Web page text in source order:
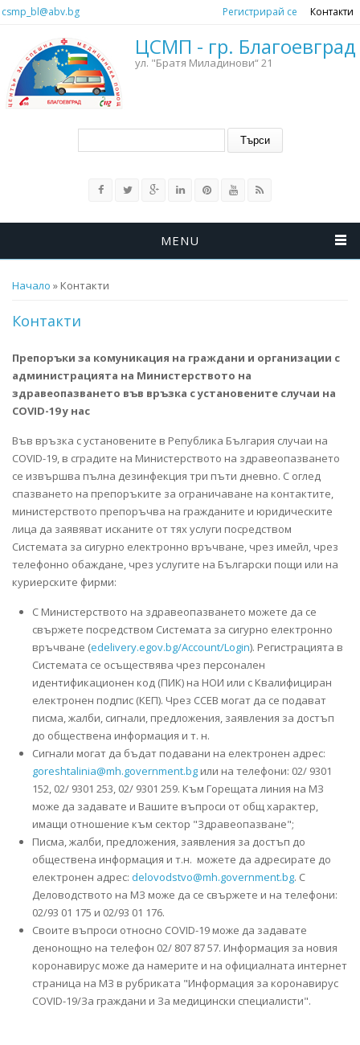
Премини към основното съдържание
csmp_bl@abv.bg Регистрирай се Контакти
ЦСМП - гр. Благоевград
ул. "Братя Миладинови“ 21
MENU
Вие сте тук
Начало » Контакти
Контакти
Препоръки за комуникация на граждани и организации с
администрацията на Министерството на
здравеопазването във връзка с установените случаи на
COVID-19 у нас
Във връзка с установените в Република България случаи на
COVID-19, в сградите на Министерството на здравеопазването
се извършва пълна дезинфекция три пъти дневно. С оглед
спазването на препоръките за ограничаване на контактите,
министерството препоръчва на гражданите и юридическите
лица да заявяват исканите от тях услуги посредством
Системата за сигурно електронно връчване, чрез имейл, чрез
телефонно обаждане, чрез услугите на Български пощи или на
куриерските фирми:
С Министерството на здравеопазването можете да се
свържете посредством Системата за сигурно електронно
връчване (edelivery.egov.bg/Account/Login). Регистрацията в
Системата се осъществява чрез персонален
идентификационен код (ПИК) на НОИ или с Квалифициран
електронен подпис (КЕП). Чрез ССЕВ могат да се подават
писма, жалби, сигнали, предложения, заявления за достъп
до обществена информация и т. н.
Сигнали могат да бъдат подавани на електронен адрес:
goreshtalinia@mh.government.bg или на телефони: 02/ 9301
152, 02/ 9301 253, 02/ 9301 259. Към Горещата линия на МЗ
може да задавате и Вашите въпроси от общ характер,
имащи отношение към сектор "Здравеопазване";
Писма, жалби, предложения, заявления за достъп до
обществена информация и т.н. можете да адресирате до
електронен адрес: delovodstvo@mh.government.bg. С
Деловодството на МЗ може да се свържете и на телефони:
02/93 01 175 и 02/93 01 176.
Своите въпроси относно COVID-19 може да задавате
денонощно на телефон 02/ 807 87 57. Информация за новия
коронавирус може да намерите и на официалната интернет
страница на МЗ в рубриката "Информация за коронавирус
COVID-19/За граждани и За медицински специалисти".